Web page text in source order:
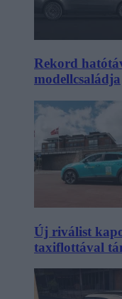
Rekord
modellcsaládja
Új riválist
taxiflottával